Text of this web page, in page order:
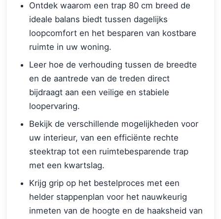
Ontdek waarom een trap 80 cm breed de
ideale balans biedt tussen dagelijks
loopcomfort en het besparen van kostbare
ruimte in uw woning.
Leer hoe de verhouding tussen de breedte
en de aantrede van de treden direct
bijdraagt aan een veilige en stabiele
loopervaring.
Bekijk de verschillende mogelijkheden voor
uw interieur, van een efficiënte rechte
steektrap tot een ruimtebesparende trap
met een kwartslag.
Krijg grip op het bestelproces met een
helder stappenplan voor het nauwkeurig
inmeten van de hoogte en de haaksheid van